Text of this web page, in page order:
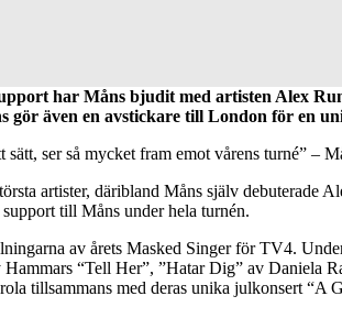
har Måns bjudit med artisten Alex
även en avstickare till London för en
ser så mycket fram emot vårens turné” –
artister, däribland Måns själv debuterade
till Måns under hela turnén.
av årets Masked Singer för TV4.
“Tell Her”, ”Hatar Dig” av Daniela
tillsammans med deras unika julkonsert